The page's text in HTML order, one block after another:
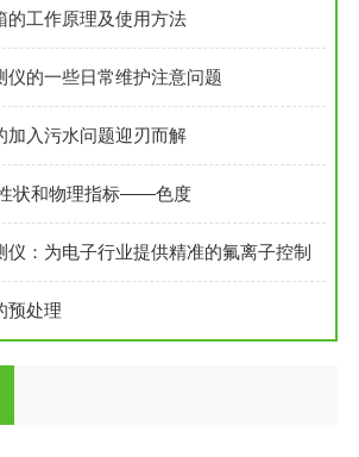
的工作原理及使用方法
仪的一些日常维护注意问题
加入污水问题迎刃而解
状和物理指标——色度
仪：为电子行业提供精准的氟离子控制
预处理